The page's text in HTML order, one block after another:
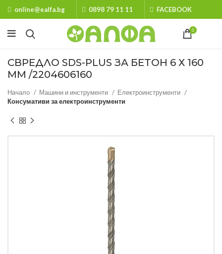
online@ealfa.bg 0898 79 11 11 FACEBOOK
0
СВРЕДЛО SDS-PLUS ЗА БЕТОН 6 Х 160
ММ /2204606160
Начало Машини и инструменти
Електроинструменти
Консумативи за електроинструменти